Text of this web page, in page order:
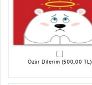
Özür Dilerim (500,00 TL)